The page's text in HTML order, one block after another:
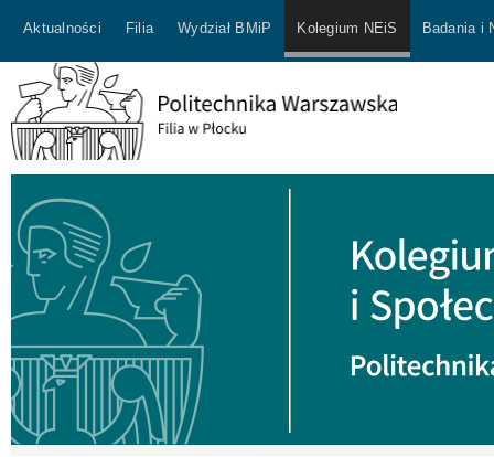
Aktualności Filia Wydział BMiP Kolegium NEiS Badania i